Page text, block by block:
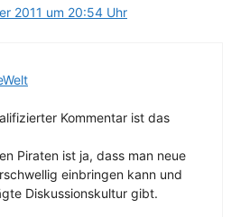
2011 um 20:54 Uhr
Kommentar ist das
Piraten ist ja, dass man neue
einbringen kann und
Diskussionskultur gibt.